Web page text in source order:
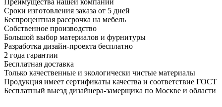
Сроки изготовления заказа от 5 дней
Беспроцентная рассрочка на мебель
Собственное производство
Большой выбор материалов и фурнитуры
Разработка дизайн-проекта бесплатно
2 года гарантии
Бесплатная доставка
Только качественные и экологически чистые материалы
Продукция имеет сертификаты качества и соответствие ГОСТ
Бесплатный выезд дизайнера-замерщика по Москве и области